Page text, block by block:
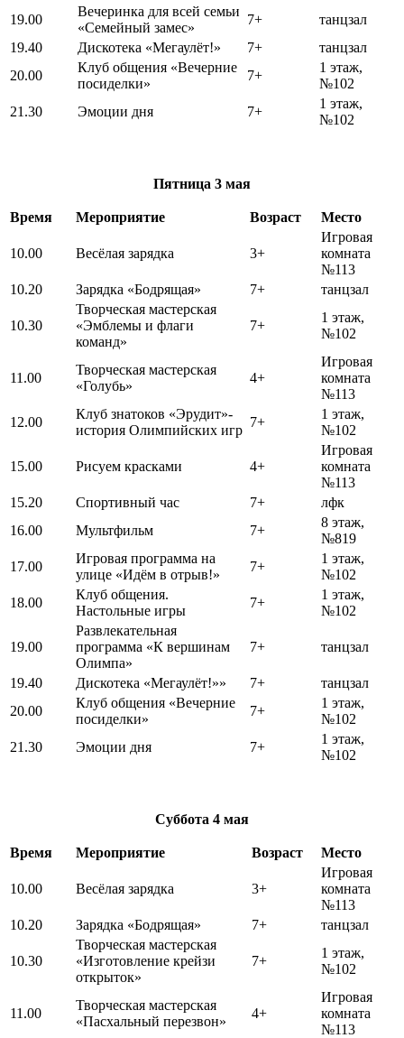
19.00
Вечеринка для всей семьи
«Семейный замес»
7+
танцзал
19.40
Дискотека «Мегаулёт!» 7+
танцзал
20.00
Клуб общения «Вечерние
посиделки»
7+
1 этаж,
№102
21.30
Эмоции дня 7+
1 этаж,
№102
Пятница 3 мая
Время Мероприятие Возраст Место
10.00 Весёлая зарядка 3+
Игровая
комната
№113
10.20
Зарядка «Бодрящая» 7+ танцзал
10.30
Творческая мастерская
«Эмблемы и флаги
команд»
7+
1 этаж,
№102
11.00
Творческая мастерская
«Голубь»
4+
Игровая
комната
№113
12.00
Клуб знатоков «Эрудит»-
история Олимпийских игр
7+
1 этаж,
№102
15.00 Рисуем красками 4+
Игровая
комната
№113
15.20
Спортивный час 7+
лфк
16.00
Мультфильм 7+
8 этаж,
№819
17.00
Игровая программа на
улице «Идём в отрыв!»
7+
1 этаж,
№102
18.00
Клуб общения.
Настольные игры
7+
1 этаж,
№102
19.00
Развлекательная
программа «К вершинам
Олимпа»
7+ танцзал
19.40 Дискотека «Мегаулёт!»» 7+
танцзал
20.00
Клуб общения «Вечерние
посиделки»
7+
1 этаж,
№102
21.30
Эмоции дня 7+
1 этаж,
№102
Суббота 4 мая
Время Мероприятие Возраст Место
10.00 Весёлая зарядка 3+
Игровая
комната
№113
10.20
Зарядка «Бодрящая» 7+ танцзал
10.30
Творческая мастерская
«Изготовление крейзи
открыток»
7+
1 этаж,
№102
11.00
Творческая мастерская
«Пасхальный перезвон»
4+
Игровая
комната
№113